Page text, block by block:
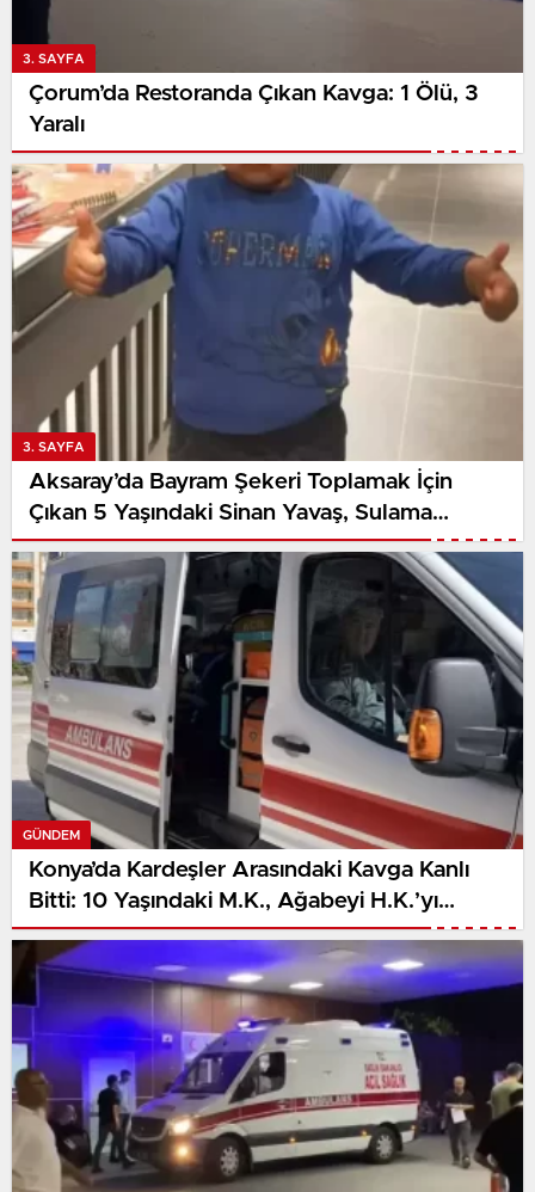
3. SAYFA
Çorum’da Restoranda Çıkan Kavga: 1 Ölü, 3
Yaralı
3. SAYFA
Aksaray’da Bayram Şekeri Toplamak İçin
Çıkan 5 Yaşındaki Sinan Yavaş, Sulama
Kanalına Düşerek Hayatını Kaybetti
GÜNDEM
Konya’da Kardeşler Arasındaki Kavga Kanlı
Bitti: 10 Yaşındaki M.K., Ağabeyi H.K.’yı
Sırtından Bıçakladı